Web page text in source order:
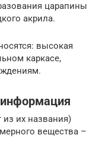
царапины
акрила.
высокая
каркасе,
их названия)
вещества –